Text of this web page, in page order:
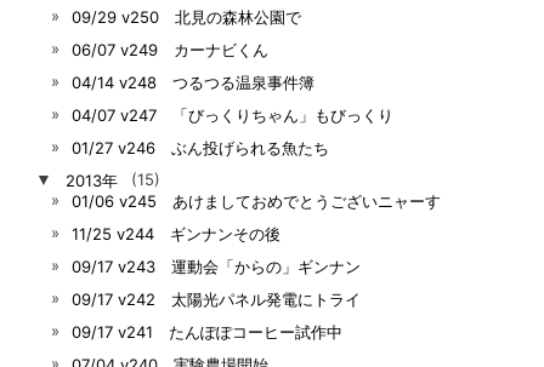
09/29 v250 北見の森林公園で
06/07 v249 カーナビくん
04/14 v248 つるつる温泉事件簿
04/07 v247 「びっくりちゃん」もびっくり
01/27 v246 ぶん投げられる魚たち
▼
2013年
(15)
01/06 v245 あけましておめでとうございニャーす
11/25 v244 ギンナンその後
09/17 v243 運動会「からの」ギンナン
09/17 v242 太陽光パネル発電にトライ
09/17 v241 たんぽぽコーヒー試作中